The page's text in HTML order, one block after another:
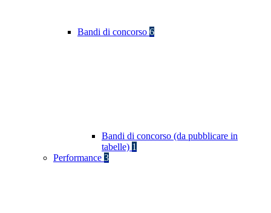
Bandi di concorso 6
Bandi di concorso (da pubblicare in
tabelle) 1
Performance 3